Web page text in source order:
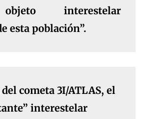
interestelar
esta población”.
cometa 3I/ATLAS, el
interestelar